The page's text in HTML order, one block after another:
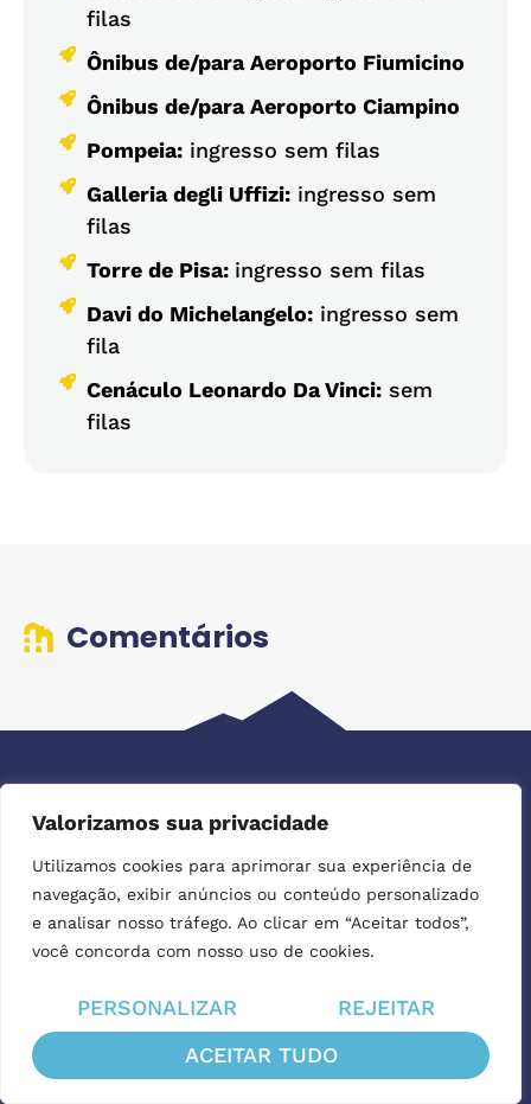
Valorizamos sua privacidade
Utilizamos cookies para aprimorar sua experiência de
navegação, exibir anúncios ou conteúdo personalizado
e analisar nosso tráfego. Ao clicar em “Aceitar todos”,
você concorda com nosso uso de cookies.
PERSONALIZAR
REJEITAR
ACEITAR TUDO
filas
Ônibus de/para Aeroporto Fiumicino
Ônibus de/para Aeroporto Ciampino
Pompeia:ingresso sem filas
Galleria degli Uffizi:ingresso sem
filas
Torre de Pisa: ingresso sem filas
Davi do Michelangelo:ingresso sem
fila
Cenáculo Leonardo Da Vinci:sem
filas
Comentários
Passeios Guiados
CONTRATE